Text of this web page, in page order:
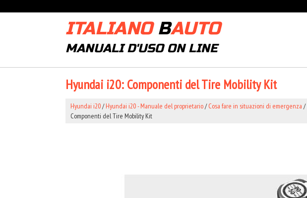
ITALIANO BAUTO
MANUALI D'USO ON LINE
Hyundai i20: Componenti del Tire Mobility Kit
Hyundai i20/Hyundai i20 - Manuale del proprietario/Cosa fare in situazioni di emergenza /
Componenti del Tire Mobility Kit